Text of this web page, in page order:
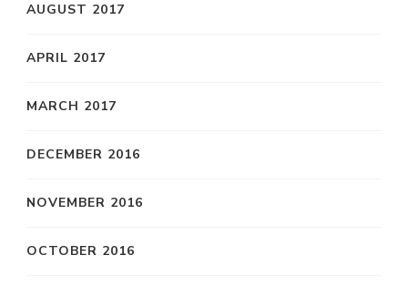
AUGUST 2017
APRIL 2017
MARCH 2017
DECEMBER 2016
NOVEMBER 2016
OCTOBER 2016